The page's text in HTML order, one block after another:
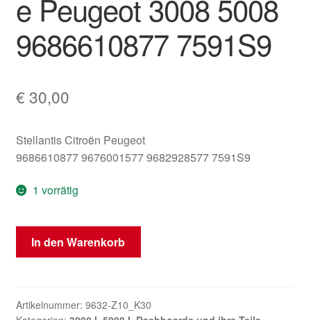
e Peugeot 3008 5008
9686610877 7591S9
€ 30,00
Stellantis Citroën Peugeot
9686610877 9676001577 9682928577 7591S9
1 vorrätig
Bezug
3008
In den Warenkorb
Artikelnummer: 9632-Z10_K30